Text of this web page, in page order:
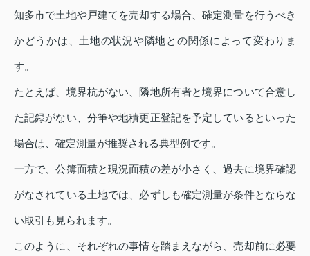
知多市で土地や戸建てを売却する場合、確定測量を行うべき
かどうかは、土地の状況や隣地との関係によって変わりま
す。
たとえば、境界杭がない、隣地所有者と境界について合意し
た記録がない、分筆や地積更正登記を予定しているといった
場合は、確定測量が推奨される典型例です。
一方で、公簿面積と現況面積の差が小さく、過去に境界確認
がなされている土地では、必ずしも確定測量が条件とならな
い取引も見られます。
このように、それぞれの事情を踏まえながら、売却前に必要